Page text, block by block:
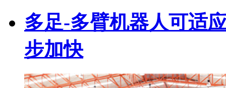
多足-多臂机器人可适
步加快